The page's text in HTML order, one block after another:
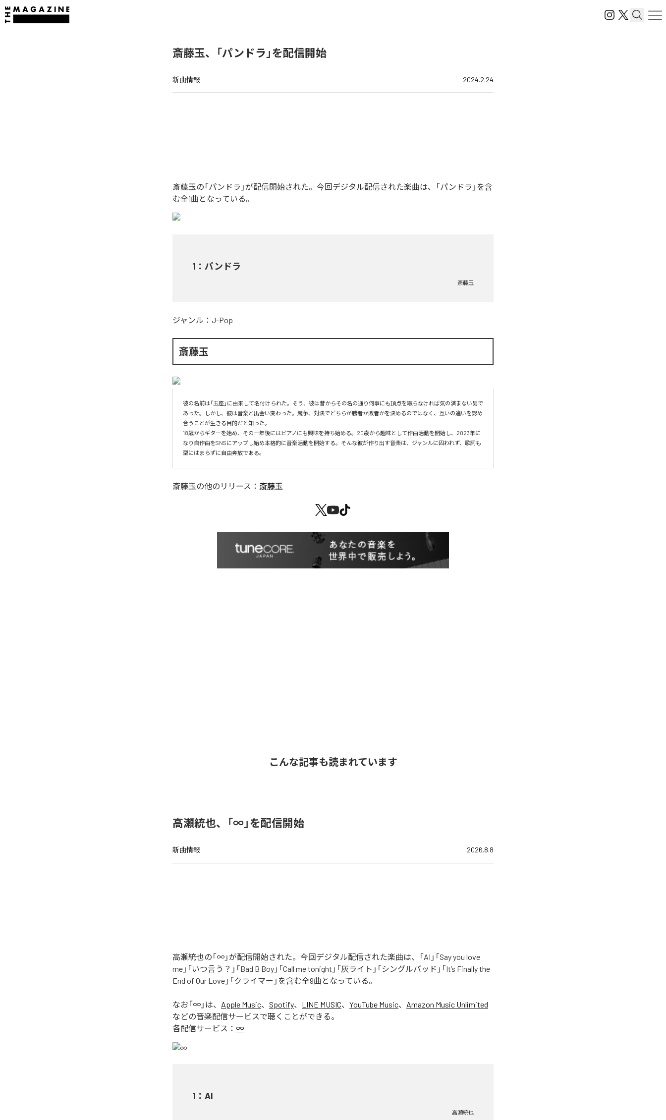
斎藤玉、「パンドラ」を配信開始
新曲情報 2024.2.24
斎藤玉の「パンドラ」が配信開始された。今回デジタル配信された楽曲は、「パンドラ」を含
む全1曲となっている。
1 ： パンドラ
斎藤玉
ジャンル： J-Pop
斎藤玉
彼の名前は「玉座」に由来して名付けられた。そう、彼は昔からその名の通り何事にも頂点を取らなければ気の済まない男で
あった。しかし、彼は音楽と出会い変わった。競争、対決でどちらが勝者か敗者かを決めるのではなく、互いの違いを認め
合うことが生きる目的だと知った。
18歳からギターを始め、その一年後にはピアノにも興味を持ち始める。20歳から趣味として作曲活動を開始し、2023年に
なり自作曲をSNSにアップし始め本格的に音楽活動を開始する。そんな彼が作り出す音楽は、ジャンルに囚われず、歌詞も
型にはまらずに自由奔放である。
斎藤玉の他のリリース： 斎藤玉
こんな記事も読まれています
高瀬統也、「∞」を配信開始
新曲情報 2026.8.8
高瀬統也の「∞」が配信開始された。今回デジタル配信された楽曲は、「AI」「Say you love
me」「いつ言う？」「Bad B Boy」「Call me tonight」「灰ライト」「シングルバッド」「It’s Finally the
End of Our Love」「クライマー」を含む全9曲となっている。
なお「∞ 」は、 Apple Music、 Spotify、 LINE MUSIC、 YouTube Music、 Amazon Music Unlimited
などの音楽配信サービスで聴くことができる。
各配信サービス： ∞
1 ： AI
高瀬統也